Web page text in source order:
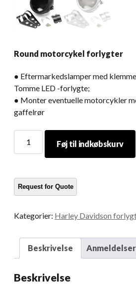
Round motorcykel forlygter
● Eftermarkedslamper med
Tomme LED -forlygte;
● Monter eventuelle motorcykler
gaffelrør
motorcykel
Føj til indkøbskurv
Kategorier: Harley Davidson
Beskrivelse
Beskrivelse